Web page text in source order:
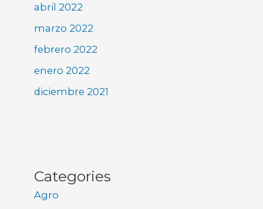
abril 2022
marzo 2022
febrero 2022
enero 2022
diciembre 2021
Categories
Agro